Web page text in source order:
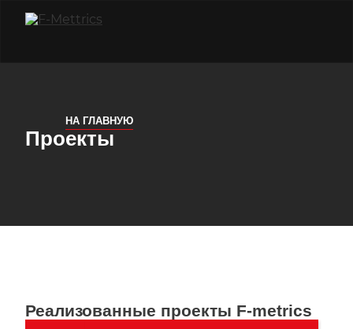
НА ГЛАВНУЮ
Проекты
Реализованные проекты F-metrics